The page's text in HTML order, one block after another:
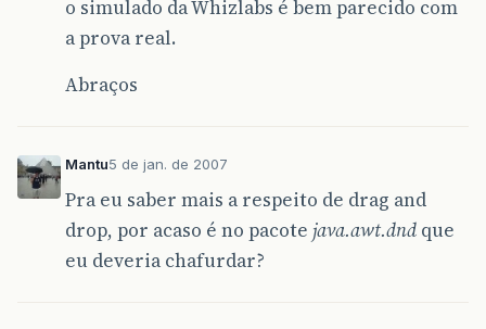
o simulado da Whizlabs é bem parecido com
a prova real.
Abraços
Mantu5 de jan. de 2007
Pra eu saber mais a respeito de drag and
drop, por acaso é no pacote java.awt.dnd que
eu deveria chafurdar?